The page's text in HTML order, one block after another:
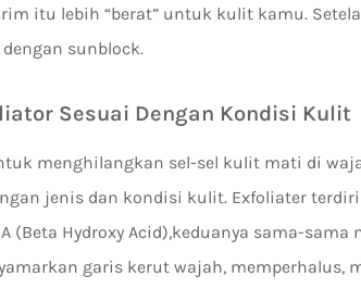
itu lebih “berat” untuk kulit kamu.
sunblock.
Sesuai Dengan Kondisi Kulit
menghilangkan sel-sel kulit mati di
jenis dan kondisi kulit. Exfoliater terdiri
(Beta Hydroxy Acid),keduanya sama-
garis kerut wajah, memperhalus,